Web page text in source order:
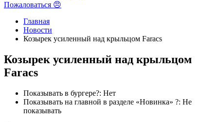
Пожаловаться 😠
Главная
Новости
Козырек усиленный над крыльцом Faracs
Козырек усиленный над крыльцом
Faracs
Показывать в бургере?: Нет
Показывать на главной в разделе «Новинка» ?: Не
показывать